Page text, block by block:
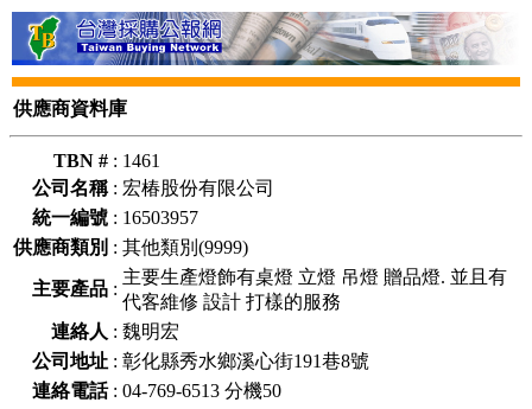
供應商資料庫
TBN # : 1461
公司名稱: 宏椿股份有限公司
統一編號 : 16503957
供應商類別 : 其他類別(9999)
主要產品 :
主要生產燈飾有桌燈 立燈 吊燈 贈品燈. 並且有
代客維修 設計 打樣的服務
連絡人 : 魏明宏
公司地址 : 彰化縣秀水鄉溪心街191巷8號
連絡電話: 04-769-6513 分機50